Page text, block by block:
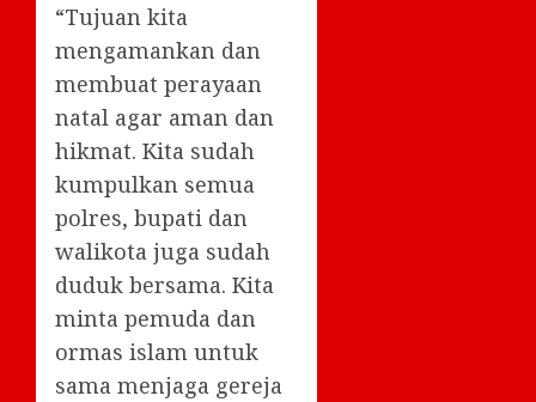
“Tujuan kita
mengamankan dan
membuat perayaan
natal agar aman dan
hikmat. Kita sudah
kumpulkan semua
polres, bupati dan
walikota juga sudah
duduk bersama. Kita
minta pemuda dan
ormas islam untuk
sama menjaga gereja